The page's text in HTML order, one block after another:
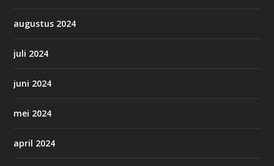
augustus 2024
juli 2024
juni 2024
mei 2024
april 2024